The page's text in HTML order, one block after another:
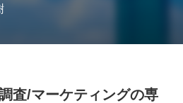
査/マーケティングの専